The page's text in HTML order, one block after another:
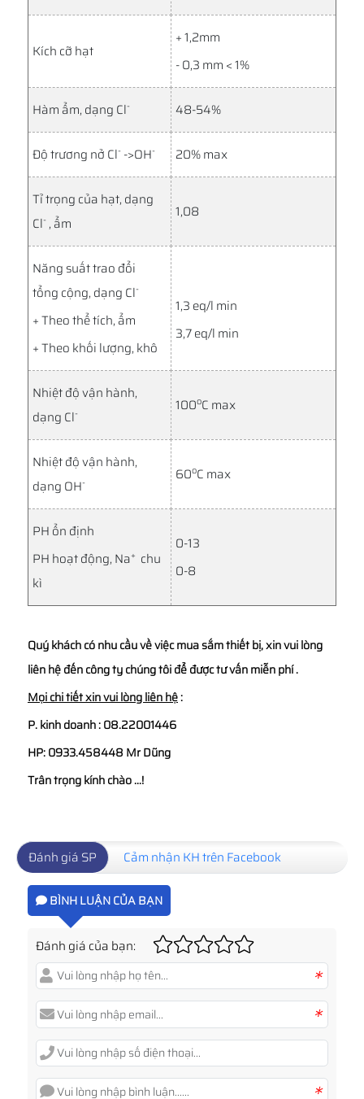
Kích cỡ hạt
+ 1,2mm
- 0,3 mm < 1%
Hàm ẩm, dạng Cl- 48-54%
Độ trương nở Cl- ->OH- 20% max
Tỉ trọng của hạt, dạng
Cl-, ẩm
1,08
Năng suất trao đổi
tổng cộng, dạng Cl-
+ Theo thể tích, ẩm
+ Theo khối lượng, khô
1,3 eq/l min
3,7 eq/l min
Nhiệt độ vận hành,
dạng Cl- 100oC max
Nhiệt độ vận hành,
dạng OH- 60oC max
PH ổn định
PH hoạt động, Na+ chu
kì
0-13
0-8
Quý khách có nhu cầu về việc mua sắm thiết bị, xin vui lòng
liên hệ đến công ty chúng tôi để được tư vấn miễn phí .
Mọi chi tiết xin vui lòng liên hệ:
P. kinh doanh : 08.22001446
HP: 0933.458448 Mr Dũng
Trân trọng kính chào ...!
Đánh giá SP Cảm nhận KH trên Facebook
BÌNH LUẬN CỦA BẠN
Đánh giá của bạn:
*
*